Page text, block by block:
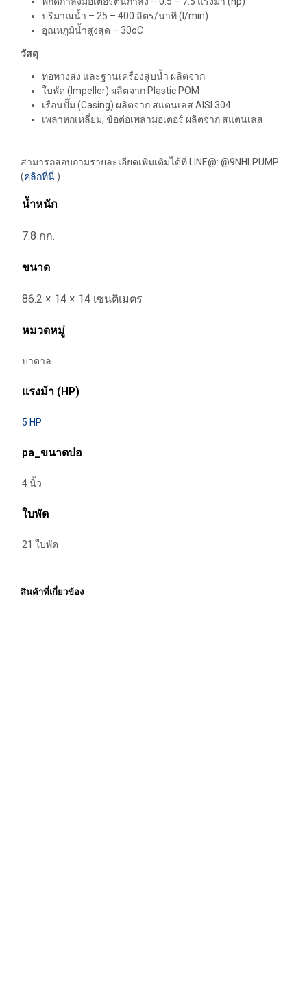
ปริมาณน้ำ – 25 – 400 ลิตร/นาที(l/min)
อุณหภูมิน้ำสูงสุด – 30oC
วัสดุ
ท่อทางส่ง และฐานเครื่องสูบน้ำ ผลิตจาก
ใบพัด (Impeller) ผลิตจากPlastic POM
เรือนปั๊ม (Casing) ผลิตจาก สแตนเลส AISI 304
เพลาหกเหลี่ยม, ข้อต่อเพลามอเตอร์ ผลิตจาก สแตนเลส
สามารถสอบถามรายละเอียดเพิ่มเติมได้ที่ LINE@: @9NHLPUMP
(คลิกที่นี่ )
น้ำหนัก
7.8 กก.
ขนาด
86.2 × 14 × 14 เซนติเมตร
หมวดหมู่
บาดาล
แรงม้า (HP)
5 HP
pa_ขนาดบ่อ
4 นิ้ว
ใบพัด
21 ใบพัด
สินค้าที่เกี่ยวข้อง